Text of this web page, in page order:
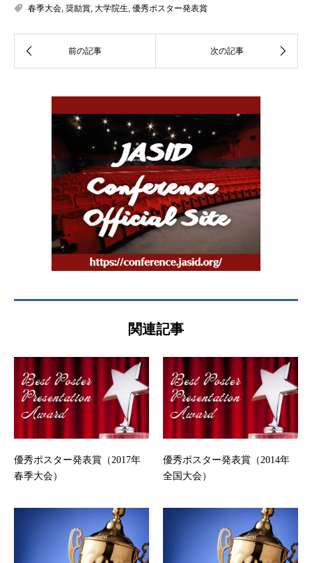
春季大会, 奨励賞, 大学院生, 優秀ポスター発表賞
関連記事
優秀ポスター発表賞（2017年
春季大会）
優秀ポスター発表賞（2014年
全国大会）